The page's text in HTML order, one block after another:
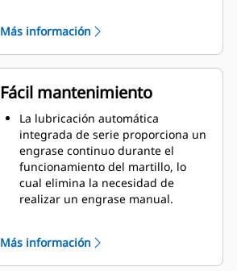
la potencia durante cada golpe y
menos calor residual.
Los componentes hidráulicos
críticos están protegidos dentro de
la carcasa para evitar posibles
daños, lo cual ayuda a reducir el
tiempo de inactividad en el lugar
de trabajo.
Más información
Fácil mantenimiento
La lubricación automática
integrada de serie proporciona un
engrase continuo durante el
funcionamiento del martillo, lo
cual elimina la necesidad de
realizar un engrase manual.
sustituir fácilmente sobre el
terreno, lo cual ayuda a reducir el
Más información